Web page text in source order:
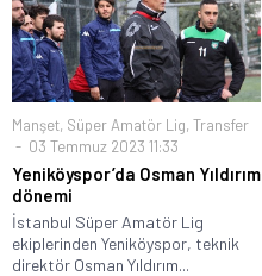
Manşet, Süper Amatör Lig, Transfer
03 Temmuz 2023 11:33
Yeniköyspor’da Osman Yıldırım
dönemi
İstanbul Süper Amatör Lig
ekiplerinden Yeniköyspor, teknik
direktör Osman Yıldırım...